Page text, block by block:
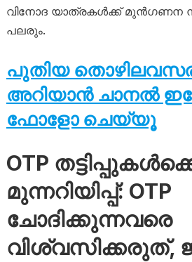
വിനോദ യാത്രകൾക്ക്
പലരും.
പുതിയ
അറിയാൻ ചാനൽ
ഫോളോ ചെയ്യൂ
OTP
മുന്നറിയിപ്പ്: OTP
ചോദിക്കുന്നവരെ
വിശ്വസിക്കരുത്,